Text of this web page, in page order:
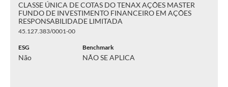
CLASSE ÚNICA DE COTAS DO TENAX AÇÕES MASTER
FUNDO DE INVESTIMENTO FINANCEIRO EM AÇÕES
RESPONSABILIDADE LIMITADA
45.127.383/0001-00
ESG
Não
Benchmark
NÃO SE APLICA